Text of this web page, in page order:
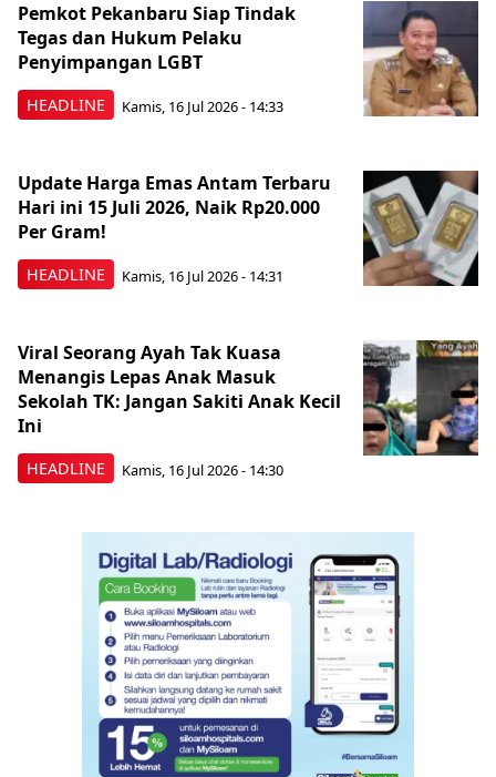
HEADLINE
Pemkot Pekanbaru Siap Tindak
Tegas dan Hukum Pelaku
Penyimpangan LGBT
Kamis, 16 Jul 2026 - 14:33
HEADLINE
Update Harga Emas Antam Terbaru
Hari ini 15 Juli 2026, Naik Rp20.000
Per Gram!
Kamis, 16 Jul 2026 - 14:31
HEADLINE
Viral Seorang Ayah Tak Kuasa
Menangis Lepas Anak Masuk
Sekolah TK: Jangan Sakiti Anak Kecil
Ini
Kamis, 16 Jul 2026 - 14:30